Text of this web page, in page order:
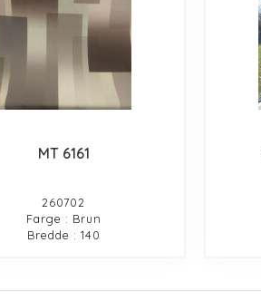
MT 6161
260702
Farge : Brun
Bredde : 140